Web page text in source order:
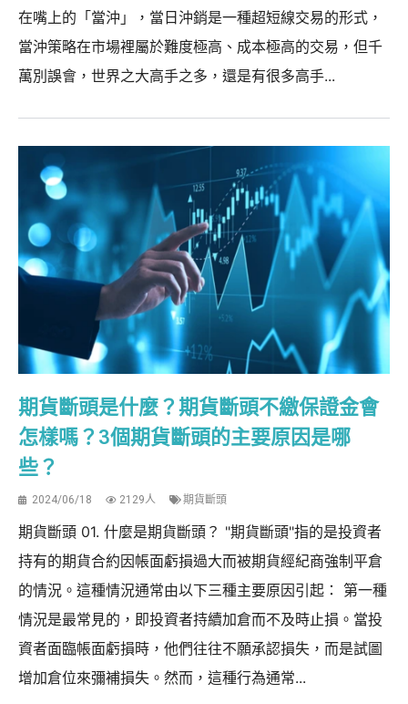
在嘴上的「當沖」，當日沖銷是一種超短線交易的形式，
當沖策略在市場裡屬於難度極高、成本極高的交易，但千
萬別誤會，世界之大高手之多，還是有很多高手...
期貨斷頭是什麼？期貨斷頭不繳保證金會
怎樣嗎？3個期貨斷頭的主要原因是哪
些？
2024/06/18 2129人 期貨斷頭
期貨斷頭 01. 什麼是期貨斷頭？ "期貨斷頭"指的是投資者
持有的期貨合約因帳面虧損過大而被期貨經紀商強制平倉
的情況。這種情況通常由以下三種主要原因引起： 第一種
情況是最常見的，即投資者持續加倉而不及時止損。當投
資者面臨帳面虧損時，他們往往不願承認損失，而是試圖
增加倉位來彌補損失。然而，這種行為通常...